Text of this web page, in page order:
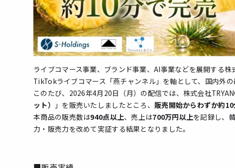
ライブコマース事業、ブランド事業、AI事業などを展開する
TikTokライブコマース「燕チャンネル」を軸として、国内外
このたび、2026年4月20日（月）の配信では、株式会社
ット）
」を販売いたしましたところ、 販売開始からわずか約
本商品の販売数は940点以上、売上は700万円以上を記録し、
力・販売力を改めて実証する結果となりました。